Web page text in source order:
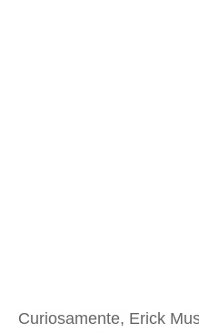
Curiosamente, Erick